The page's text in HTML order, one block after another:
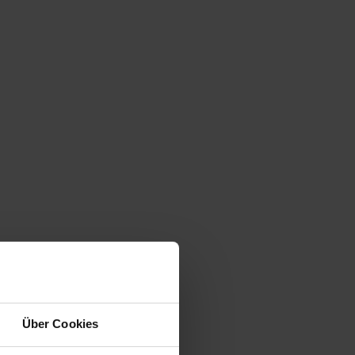
Über Cookies